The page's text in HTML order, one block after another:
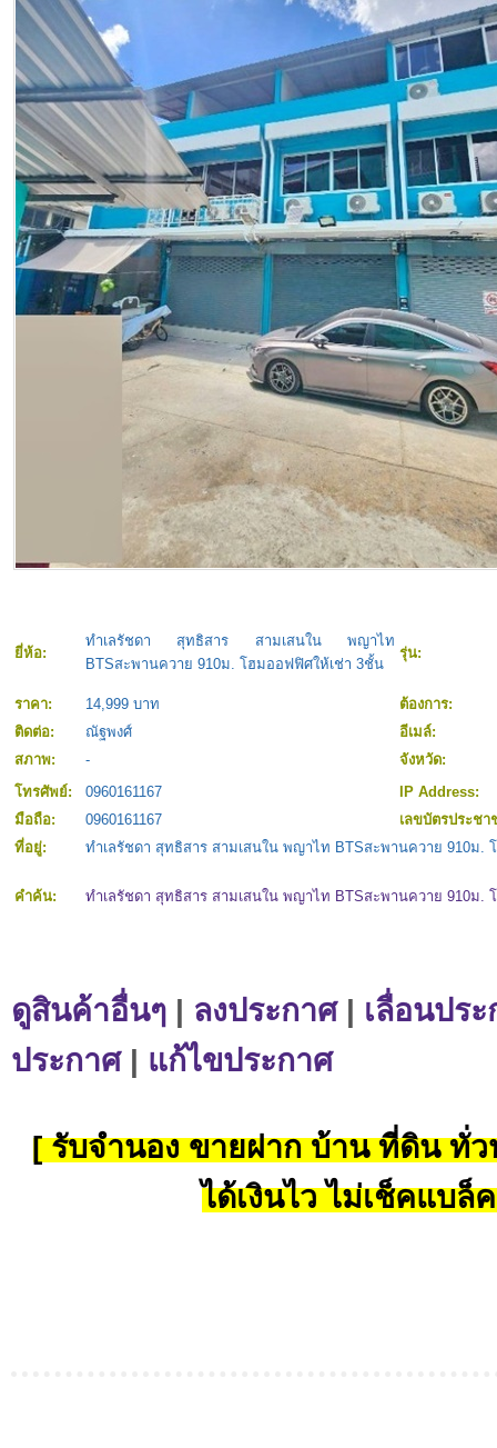
ยี่ห้อ:
ทำเลรัชดา สุทธิสาร สามเสนใน พญาไท
BTSสะพานควาย 910ม. โฮมออฟฟิศให้เช่า 3ชั้น
รุ่น:
ราคา: 14,999 บาท
ต้องการ:
ติดต่อ:
ณัฐพงศ์
อีเมล์:
สภาพ:
-
จังหวัด:
โทรศัพย์:
0960161167
IP Address:
มือถือ:
0960161167
เลขบัตรประช
ที่อยู่:
ทำเลรัชดา สุทธิสาร สามเสนใน พญาไท BTSสะพานควาย 910ม.
คำค้น: ทำเลรัชดา สุทธิสาร สามเสนใน พญาไท BTSสะพานควาย 910ม.
ดูสินค้าอื่นๆ | ลงประกาศ| เลื่อนปร
ประกาศ| แก้ไขประกาศ
[ รับจำนอง ขายฝาก บ้าน ที่ดิน ทั่ว
ได้เงินไว ไม่เช็คแบล็